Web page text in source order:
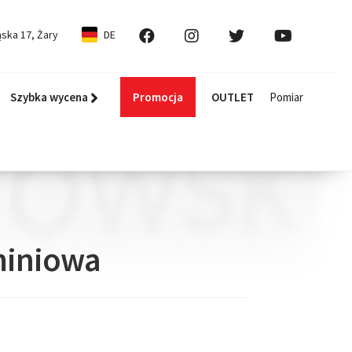
17, Żary DE
Szybka wycena Promocja OUTLET Pomiar